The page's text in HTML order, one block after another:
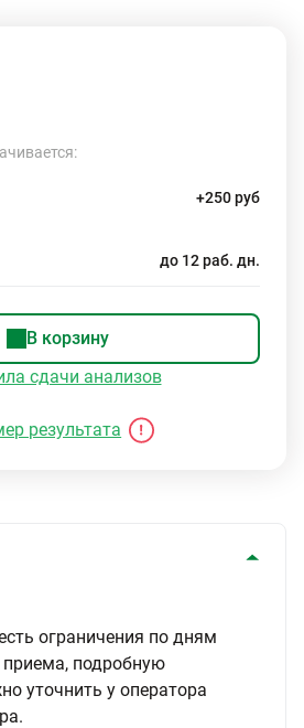
+250 руб
до 12 раб. дн.
В корзину
сдачи анализов
результата
ограничения по дням
подробную
уточнить у оператора